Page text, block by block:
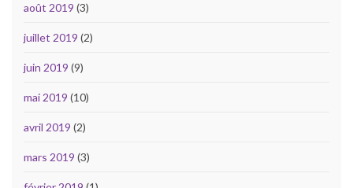
août 2019 (3)
juillet 2019 (2)
juin 2019 (9)
mai 2019 (10)
avril 2019 (2)
mars 2019 (3)